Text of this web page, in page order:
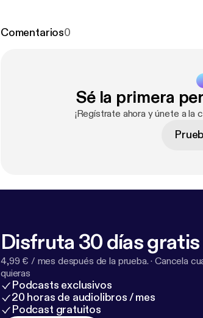
Comentarios0
Sé la primera
¡Regístrate ahora y únete a la
Disfruta 30 días gratis
4,99 € / mes después de la prueba. ·Cancela
quieras
Podcasts exclusivos
20 horas de audiolibros / mes
Podcast gratuitos